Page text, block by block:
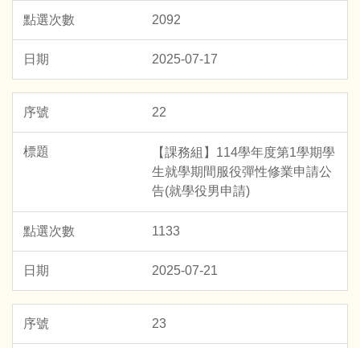
2092
2025-07-17
22
【課務組】114學年度第1學期學
生就學期間服役彈性修業申請公
告(就學役男申請)
1133
2025-07-21
23